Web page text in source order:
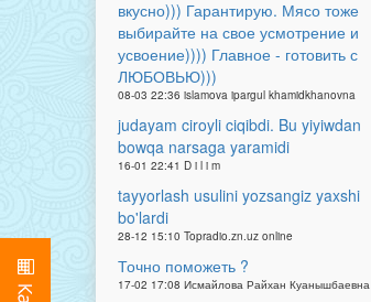
вкусно))) Гарантирую. Мясо тоже
выбирайте на свое усмотрение и
усвоение)))) Главное - готовить с
ЛЮБОВЬЮ)))
08-03 22:36 islamova ipargul khamidkhanovna
judayam ciroyli ciqibdi. Bu yiyiwdan
bowqa narsaga yaramidi
16-01 22:41 D i l i m
tayyorlash usulini yozsangiz yaxshi
bo'lardi
28-12 15:10 Topradio.zn.uz online
Точно поможеть ?
17-02 17:08 Исмайлова Райхан Куанышбаевна